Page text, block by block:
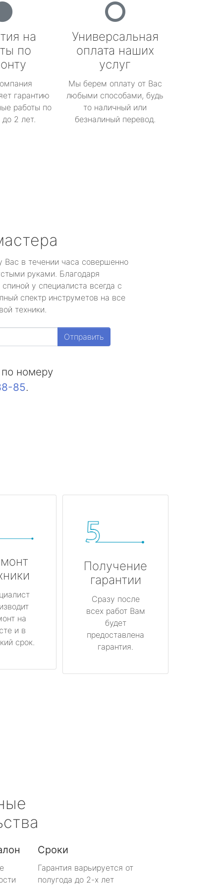
на
по
гарантию
работы по
2 лет.
Универсальная
оплата наших
услуг
Мы берем оплату от Вас
любыми способами, будь
то наличный или
безналиный перевод.
Вас в течении часа совершенно
руками. Благодаря
у специалиста всегда с
спектр инструметов на все
техники.
Отправить
номеру
85.
на
и в
срок.
Получение
гарантии
Сразу после
всех работ Вам
будет
предоставлена
гарантия.
Сроки
Гарантия варьируется от
полугода до 2-х лет